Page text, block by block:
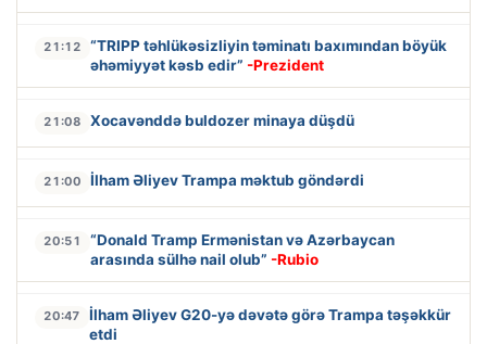
21:12
“TRIPP təhlükəsizliyin təminatı baxımından böyük
əhəmiyyət kəsb edir” -Prezident
21:08 Xocavənddə buldozer minaya düşdü
21:00 İlham Əliyev Trampa məktub göndərdi
20:51
“Donald Tramp Ermənistan və Azərbaycan
arasında sülhə nail olub” -Rubio
20:47
İlham Əliyev G20-yə dəvətə görə Trampa təşəkkür
etdi